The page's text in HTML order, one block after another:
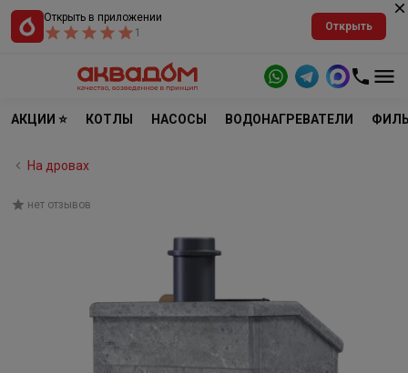
Открыть в приложении
1
Открыть
АКЦИИ ⭐ КОТЛЫ НАСОСЫ ВОДОНАГРЕВАТЕЛИ
На дровах
нет отзывов